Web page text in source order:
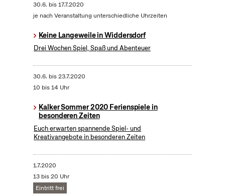
30.6. bis17.7.2020
je nach Veranstaltung unterschiedliche Uhrzeiten
Keine Langeweile in Widdersdorf
Drei Wochen Spiel, Spaß und Abenteuer
30.6. bis23.7.2020
10 bis 14 Uhr
Kalker Sommer 2020 Ferienspiele in
besonderen Zeiten
Euch erwarten spannende Spiel- und
Kreativangebote in besonderen Zeiten
1.7.2020
13 bis 20 Uhr
Eintritt frei